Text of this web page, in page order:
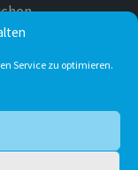
Service zu optimieren.
sein